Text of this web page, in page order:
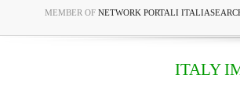
MEMBER OF NETWORK PORTALI
ITALY